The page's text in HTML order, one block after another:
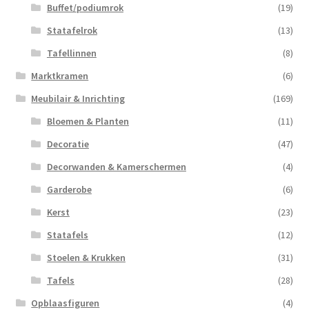
Buffet/podiumrok
(19)
Statafelrok
(13)
Tafellinnen
(8)
Marktkramen
(6)
Meubilair & Inrichting
(169)
Bloemen & Planten
(11)
Decoratie
(47)
Decorwanden & Kamerschermen
(4)
Garderobe
(6)
Kerst
(23)
Statafels
(12)
Stoelen & Krukken
(31)
Tafels
(28)
Opblaasfiguren
(4)